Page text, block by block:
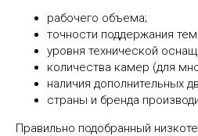
рабочего объема;
точности поддержания
уровня технической
количества камер (для
наличия дополнительных
страны и бренда
Правильно подобранный